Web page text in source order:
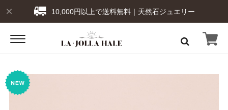
10,000円以上で送料無料｜天然石ジュエリー